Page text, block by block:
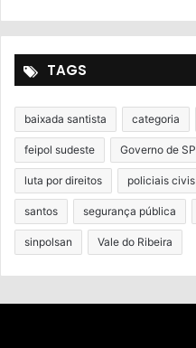
TAGS
baixada santista categoria
feipol sudeste Governo de SP
luta por direitos policiais civis
santos segurança pública
sinpolsan Vale do Ribeira